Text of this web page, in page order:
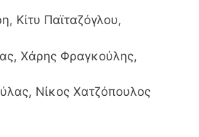
Κίτυ Παϊταζόγλου,
Χάρης Φραγκούλης,
Νίκος Χατζόπουλος